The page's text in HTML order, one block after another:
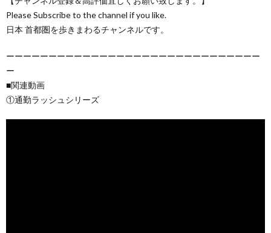
Please Subscribe to the channel if you like.
日本 首都圏を歩きまわるチャンネルです。
ーーーーーーーーーーーーーーーーーーーーーーーーーーーーーー
ー
■関連動画
①通勤ラッシュシリーズ